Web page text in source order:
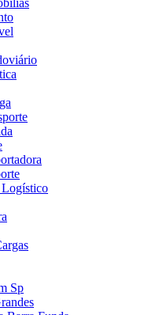
Logístico
Sp